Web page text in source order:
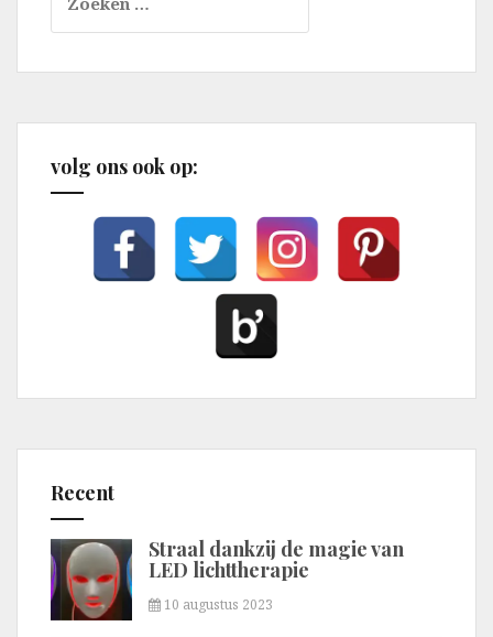
naar:
volg ons ook op:
Recent
Straal dankzij de magie van
LED lichttherapie
10 augustus 2023